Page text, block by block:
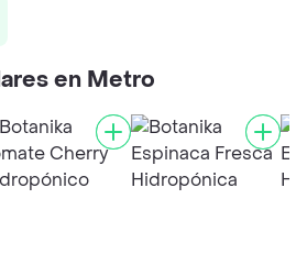
en Metro